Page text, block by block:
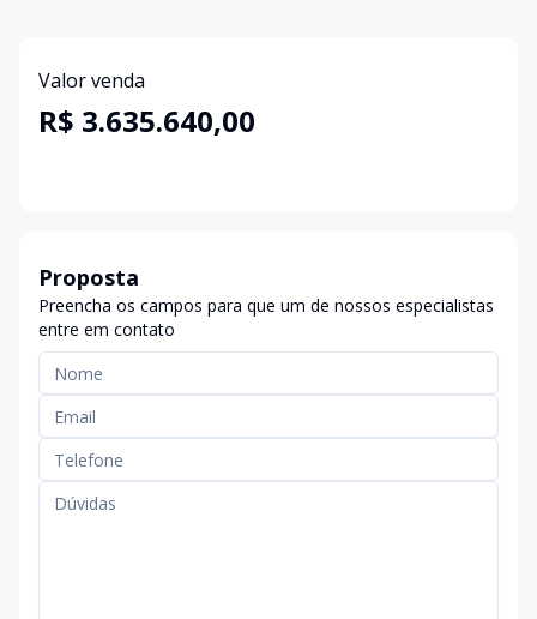
Valor venda
R$ 3.635.640,00
Proposta
Preencha os campos para que um de nossos especialistas
entre em contato